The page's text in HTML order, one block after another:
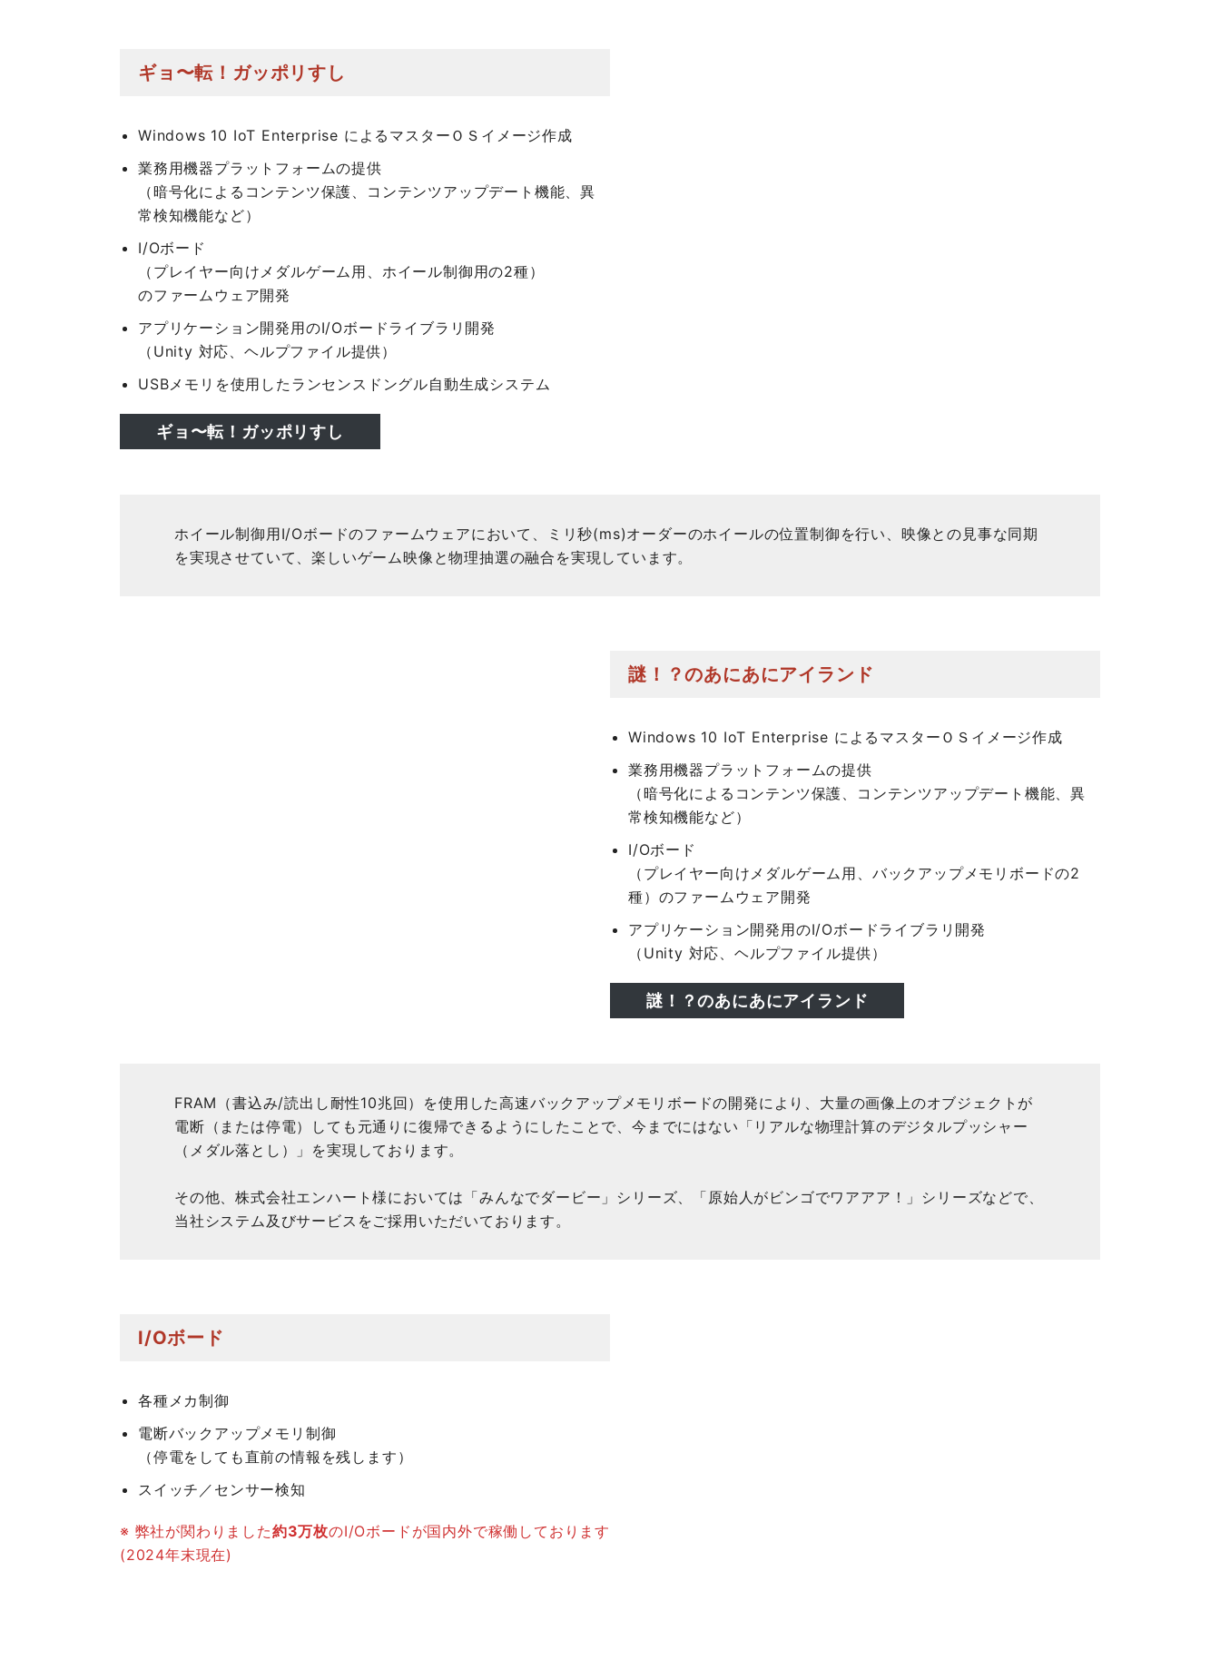
ギョ〜転！ガッポリすし
Windows 10 IoT Enterprise によるマスターＯＳイメージ作成
業務用機器プラットフォームの提供
（暗号化によるコンテンツ保護、コンテンツアップデート機能、異
常検知機能など）
I/Oボード
（プレイヤー向けメダルゲーム用、ホイール制御用の2種）
のファームウェア開発
アプリケーション開発用のI/Oボードライブラリ開発
（Unity 対応、ヘルプファイル提供）
USBメモリを使用したランセンスドングル自動生成システム
ギョ〜転！ガッポリすし
ホイール制御用I/Oボードのファームウェアにおいて、ミリ秒(ms)オーダーのホイールの位置制御を行い、映像との見事な同期
を実現させていて、楽しいゲーム映像と物理抽選の融合を実現しています。
謎！？のあにあにアイランド
Windows 10 IoT Enterprise によるマスターＯＳイメージ作成
業務用機器プラットフォームの提供
（暗号化によるコンテンツ保護、コンテンツアップデート機能、異
常検知機能など）
I/Oボード
（プレイヤー向けメダルゲーム用、バックアップメモリボードの2
種）のファームウェア開発
アプリケーション開発用のI/Oボードライブラリ開発
（Unity 対応、ヘルプファイル提供）
謎！？のあにあにアイランド
FRAM（書込み/読出し耐性10兆回）を使用した高速バックアップメモリボードの開発により、大量の画像上のオブジェクトが
電断（または停電）しても元通りに復帰できるようにしたことで、今までにはない「リアルな物理計算のデジタルプッシャー
（メダル落とし）」を実現しております。
その他、株式会社エンハート様においては「みんなでダービー」シリーズ、「原始人がビンゴでワアアア！」シリーズなどで、
当社システム及びサービスをご採用いただいております。
I/Oボード
各種メカ制御
電断バックアップメモリ制御
（停電をしても直前の情報を残します）
スイッチ／センサー検知
※ 弊社が関わりました約3万枚のI/Oボードが国内外で稼働しております
(2024年末現在)